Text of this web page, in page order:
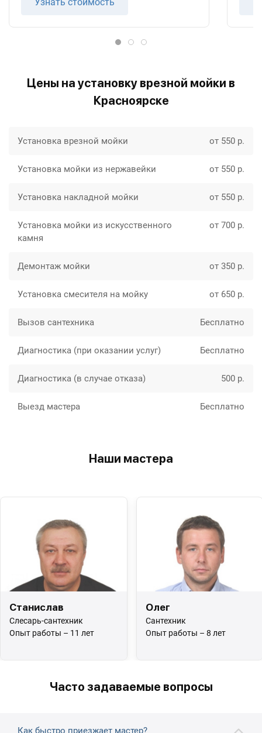
Цены на установку врезной мойки в
Красноярске
Установка врезной мойки от 550 р.
Установка мойки из нержавейки от 550 р.
Установка накладной мойки от 550 р.
Установка мойки из искусственного
камня
от 700 р.
Демонтаж мойки от 350 р.
Установка смесителя на мойку от 650 р.
Вызов сантехника Бесплатно
Диагностика (при оказании услуг) Бесплатно
Диагностика (в случае отказа) 500 р.
Выезд мастера Бесплатно
Наши мастера
Станислав
Слесарь-сантехник
Опыт работы – 11 лет
Олег
Сантехник
Опыт работы – 8 лет
Часто задаваемые вопросы
Как быстро приезжает мастер?